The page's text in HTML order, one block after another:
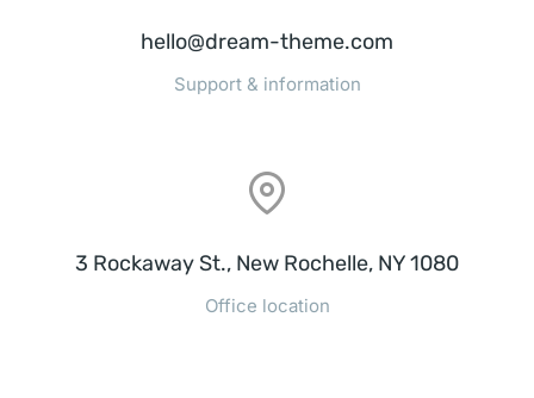
hello@dream-theme.com
Support & information
3 Rockaway St., New Rochelle, NY 1080
Office location